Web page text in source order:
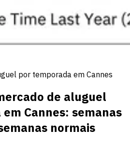
por temporada em Cannes
de aluguel
Cannes: semanas
normais